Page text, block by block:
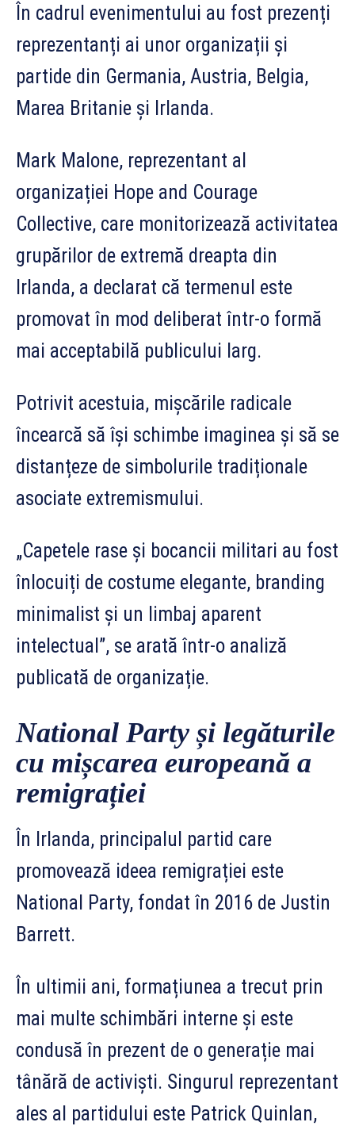
În cadrul evenimentului au fost prezenți
reprezentanți ai unor organizații și
partide din Germania, Austria, Belgia,
Marea Britanie și Irlanda.
Mark Malone, reprezentant al
organizației Hope and Courage
Collective, care monitorizează activitatea
grupărilor de extremă dreapta din
Irlanda, a declarat că termenul este
promovat în mod deliberat într-o formă
mai acceptabilă publicului larg.
Potrivit acestuia, mișcările radicale
încearcă să își schimbe imaginea și să se
distanțeze de simbolurile tradiționale
asociate extremismului.
„Capetele rase și bocancii militari au fost
înlocuiți de costume elegante, branding
minimalist și un limbaj aparent
intelectual”, se arată într-o analiză
publicată de organizație.
National Party și legăturile
cu mișcarea europeană a
remigrației
În Irlanda, principalul partid care
promovează ideea remigrației este
National Party, fondat în 2016 de Justin
Barrett.
În ultimii ani, formațiunea a trecut prin
mai multe schimbări interne și este
condusă în prezent de o generație mai
tânără de activiști. Singurul reprezentant
ales al partidului este Patrick Quinlan,